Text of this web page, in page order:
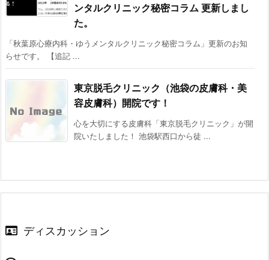
ンタルクリニック秘密コラム 更新しまし
た。
「秋葉原心療内科・ゆうメンタルクリニック秘密コラム」更新のお知
らせです。 【追記 ...
東京脱毛クリニック（池袋の皮膚科・美
容皮膚科）開院です！
心を大切にする皮膚科「東京脱毛クリニック」が開
院いたしました！ 池袋駅西口から徒 ...
ディスカッション